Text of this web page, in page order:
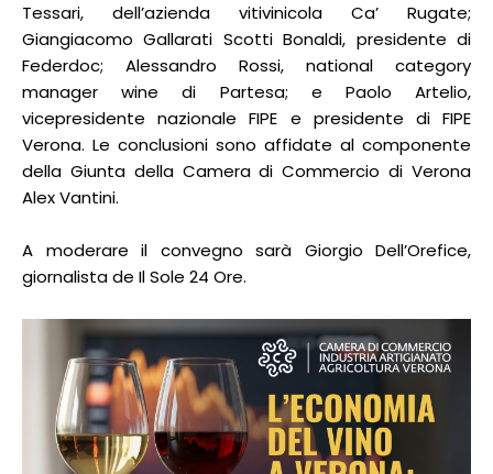
Tessari, dell’azienda vitivinicola Ca’ Rugate;
Giangiacomo Gallarati Scotti Bonaldi, presidente di
Federdoc; Alessandro Rossi, national category
manager wine di Partesa; e Paolo Artelio,
vicepresidente nazionale FIPE e presidente di FIPE
Verona. Le conclusioni sono affidate al componente
della Giunta della Camera di Commercio di Verona
Alex Vantini.
A moderare il convegno sarà Giorgio Dell’Orefice,
giornalista de Il Sole 24 Ore.